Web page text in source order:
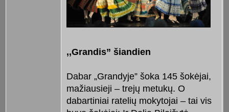
,,Grandis” šiandien
Dabar „Grandyje” šoka 145 šokėjai,
mažiausieji – trejų metukų. O
dabartiniai ratelių mokytojai – tai vis